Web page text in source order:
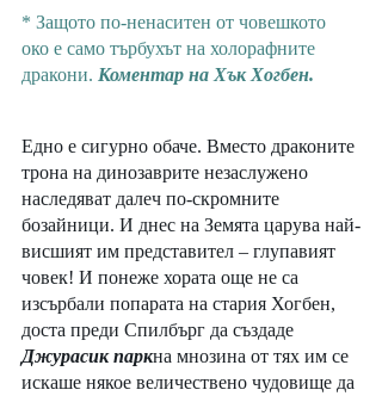
* Защото по-ненаситен от човешкото
око е само търбухът на холорафните
дракони. Коментар на Хък Хогбен.
Едно е сигурно обаче. Вместо драконите
трона на динозаврите незаслужено
наследяват далеч по-скромните
бозайници. И днес на Земята царува най-
висшият им представител – глупавият
човек! И понеже хората още не са
изсърбали попарата на стария Хогбен,
доста преди Спилбърг да създаде
Джурасик паркна мнозина от тях им се
искаше някое величествено чудовище да